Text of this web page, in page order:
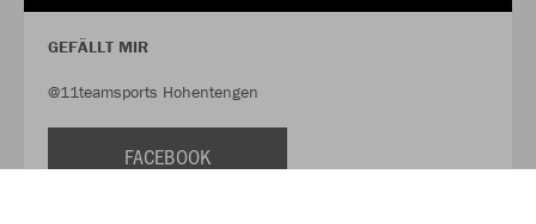
GEFÄLLT MIR
@11teamsports Hohentengen
FACEBOOK